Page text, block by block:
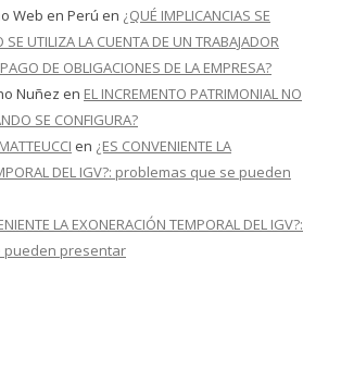
Web en Perú en ¿QUÉ IMPLICANCIAS SE
UTILIZA LA CUENTA DE UN TRABAJADOR
DE OBLIGACIONES DE LA EMPRESA?
Nuñez en EL INCREMENTO PATRIMONIAL NO
SE CONFIGURA?
en ¿ES CONVENIENTE LA
DEL IGV?: problemas que se pueden
LA EXONERACIÓN TEMPORAL DEL IGV?:
pueden presentar